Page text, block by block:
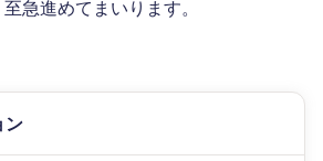
急進めてまいります。
ン